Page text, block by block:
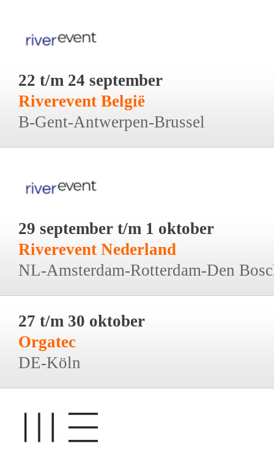
22 t/m 24 september
Riverevent België
B-Gent-Antwerpen-Brussel
29 september t/m 1 oktober
Riverevent Nederland
NL-Amsterdam-Rotterdam-Den
27 t/m 30 oktober
Orgatec
DE-Köln